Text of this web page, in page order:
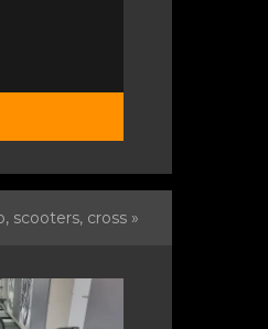
scooters, cross »